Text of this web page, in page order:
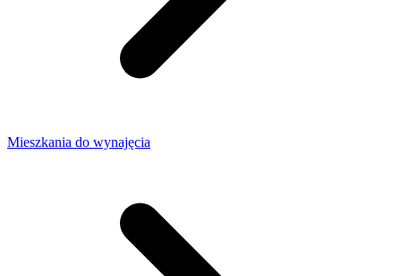
Mieszkania do wynajęcia